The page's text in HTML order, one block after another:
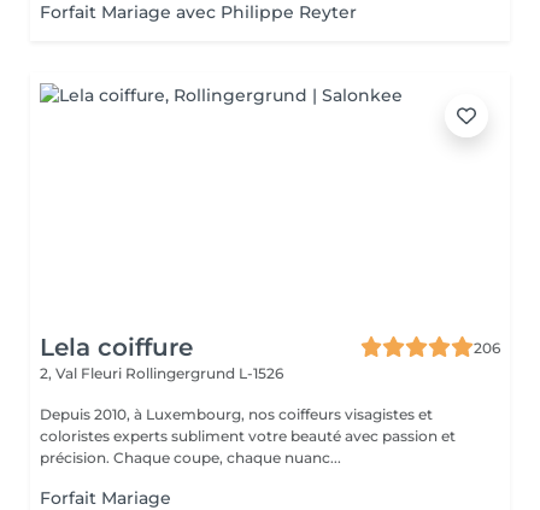
Forfait Mariage avec Philippe Reyter
Lela coiffure
206
2, Val Fleuri Rollingergrund L-1526
Depuis 2010, à Luxembourg, nos coiffeurs visagistes et
coloristes experts subliment votre beauté avec passion et
précision. Chaque coupe, chaque nuanc...
Forfait Mariage